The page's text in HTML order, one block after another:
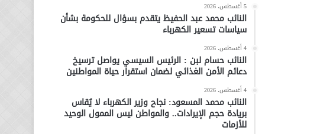
5 أغسطس، 2026
النائب محمد عبد الحفيظ يتقدم بسؤال للحكومة بشأن
سياسات تسعير الكهرباء
4 أغسطس، 2026
النائب حسام لبن : الرئيس السيسي يواصل ترسيخ
دعائم الأمن الغذائي لضمان استقرار حياة المواطنين
4 أغسطس، 2026
النائب محمد المسعود: نجاح وزير الكهرباء لا يُقاس
بريادة حجم الإيرادات.. والمواطن ليس الممول الوحيد
للأزمات